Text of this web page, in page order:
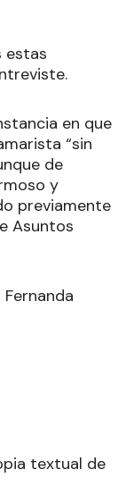
estas
en que
“sin
de
y
previamente
Asuntos
textual de